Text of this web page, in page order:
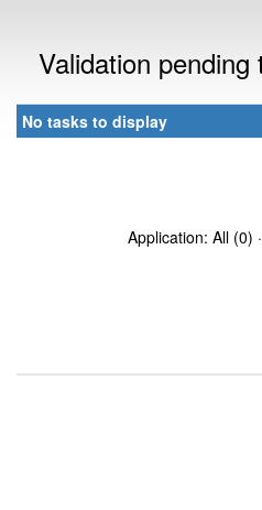
Validation
No tasks to display
Application: All (0) ·